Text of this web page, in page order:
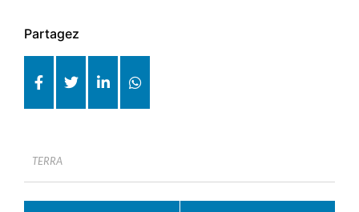
Partagez
TERRA